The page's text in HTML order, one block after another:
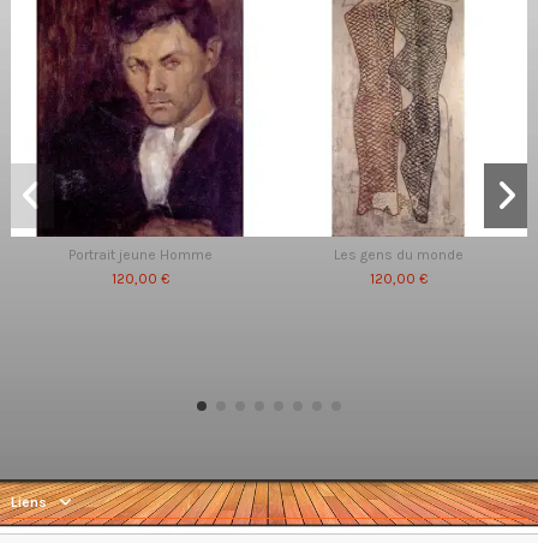
Portrait jeune Homme
120,00 €
Les gens du monde
120,00 €
Liens